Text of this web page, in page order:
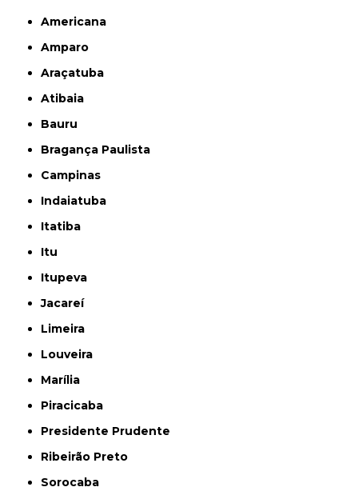
Americana
Amparo
Araçatuba
Atibaia
Bauru
Bragança Paulista
Campinas
Indaiatuba
Itatiba
Itu
Itupeva
Jacareí
Limeira
Louveira
Marília
Piracicaba
Presidente Prudente
Ribeirão Preto
Sorocaba